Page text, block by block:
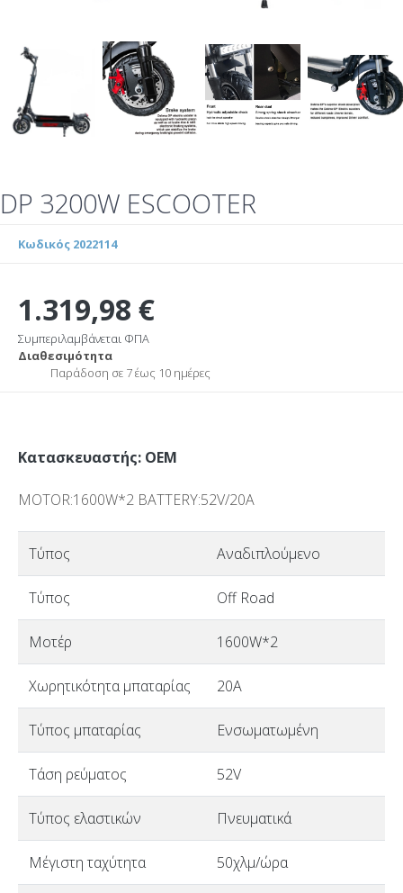
DP 3200W ESCOOTER
Κωδικός 2022114
1.319,98 €
Συμπεριλαμβάνεται ΦΠΑ
Διαθεσιμότητα
Παράδοση σε 7 έως 10 ημέρες
Κατασκευαστής: OEM
MOTOR:1600W*2 BATTERY:52V/20A
Τύπος Αναδιπλούμενο
Τύπος Off Road
Μοτέρ 1600W*2
Χωρητικότητα μπαταρίας 20A
Τύπος μπαταρίας Ενσωματωμένη
Τάση ρεύματος 52V
Τύπος ελαστικών Πνευματικά
Μέγιστη ταχύτητα 50χλμ/ώρα